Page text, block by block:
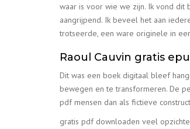
waar is voor wie we zijn. Ik vond
aangrijpend. Ik beveel het aan
trotseerde, een ware originele in
Raoul Cauvin gratis
Dit was een boek digitaal bleef
bewegen en te transformeren. De
pdf mensen dan als fictieve
gratis pdf downloaden veel